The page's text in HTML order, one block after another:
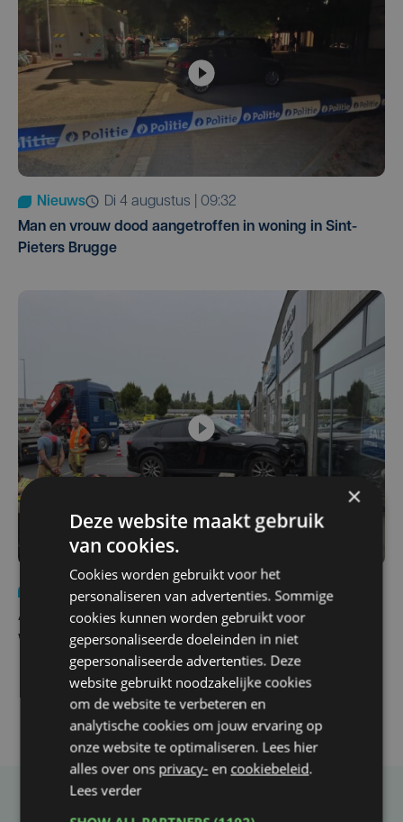
Nieuws
di 4 augustus | 09:32
Man en vrouw dood aangetroffen in woning in Sint-
Pieters Brugge
Nieuws
do 30 juli | 12:57
Autobestuurster rijdt na foutief manoeuvre tegen
winkelgevel in Ieper
Taalfout opgemerkt?
×
Deze website maakt gebruik
van cookies.
Cookies worden gebruikt voor het
personaliseren van advertenties. Sommige
cookies kunnen worden gebruikt voor
gepersonaliseerde doeleinden in niet
gepersonaliseerde advertenties. Deze
website gebruikt noodzakelijke cookies
om de website te verbeteren en
analytische cookies om jouw ervaring op
onze website te optimaliseren. Lees hier
alles over ons privacy- en cookiebeleid.
Lees verder